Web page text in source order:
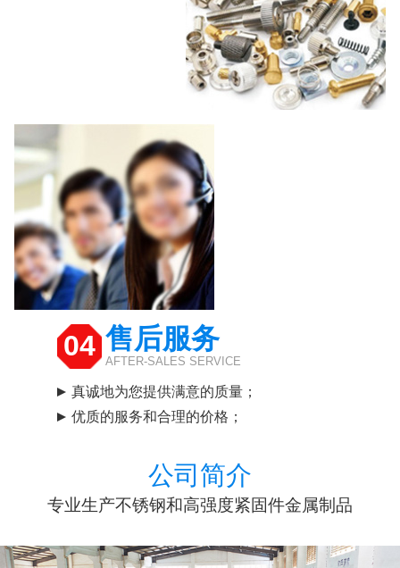
04 售后服务
AFTER-SALES SERVICE
真诚地为您提供满意的质量；
优质的服务和合理的价格；
公司简介
专业生产不锈钢和高强度紧固件金属制品